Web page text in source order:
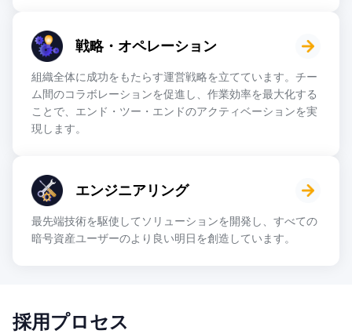
戦略・オペレーション
組織全体に成功をもたらす運営戦略を立てています。チー
ム間のコラボレーションを促進し、作業効率を最大化する
ことで、エンド・ツー・エンドのアクティベーションを実
現します。
エンジニアリング
最先端技術を駆使してソリューションを開発し、すべての
暗号資産ユーザーのより良い明日を創造しています。
採用プロセス